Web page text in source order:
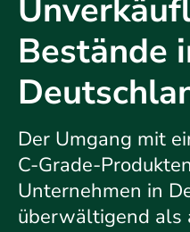
Bestände
Der Umgang mit
C-Grade-
Unternehmen in
überwältigend als